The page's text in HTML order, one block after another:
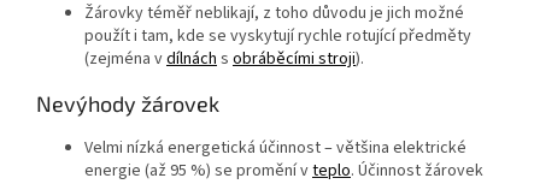
Žárovky téměř neblikají, z toho důvodu je jich možné
použít i tam, kde se vyskytují rychle rotující předměty
(zejména vdílnáchs obráběcími stroji).
Nevýhody žárovek
Velmi nízká energetická účinnost – většina elektrické
energie (až 95 %) se promění vteplo. Účinnost žárovek